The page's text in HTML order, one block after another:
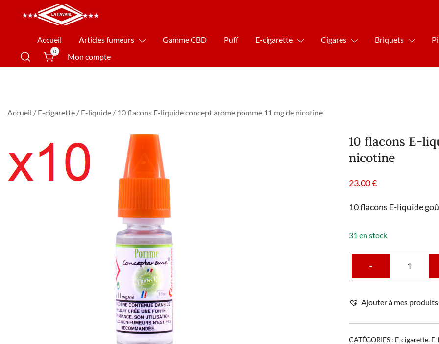
La Havane Nîmes
Accueil Articles fumeurs Gamme CBD Puff E-cigarette Cigares Briquets
0
Mon compte
Accueil / E-cigarette / E-liquide / 10 flacons E-liquide concept arome pomme 11 mg de nicotine
10 flacons E-
nicotine
23.00€
10 flacons E-liquide
31 en stock
-
Ajouter à mes
CATÉGORIES : E-cigarette,